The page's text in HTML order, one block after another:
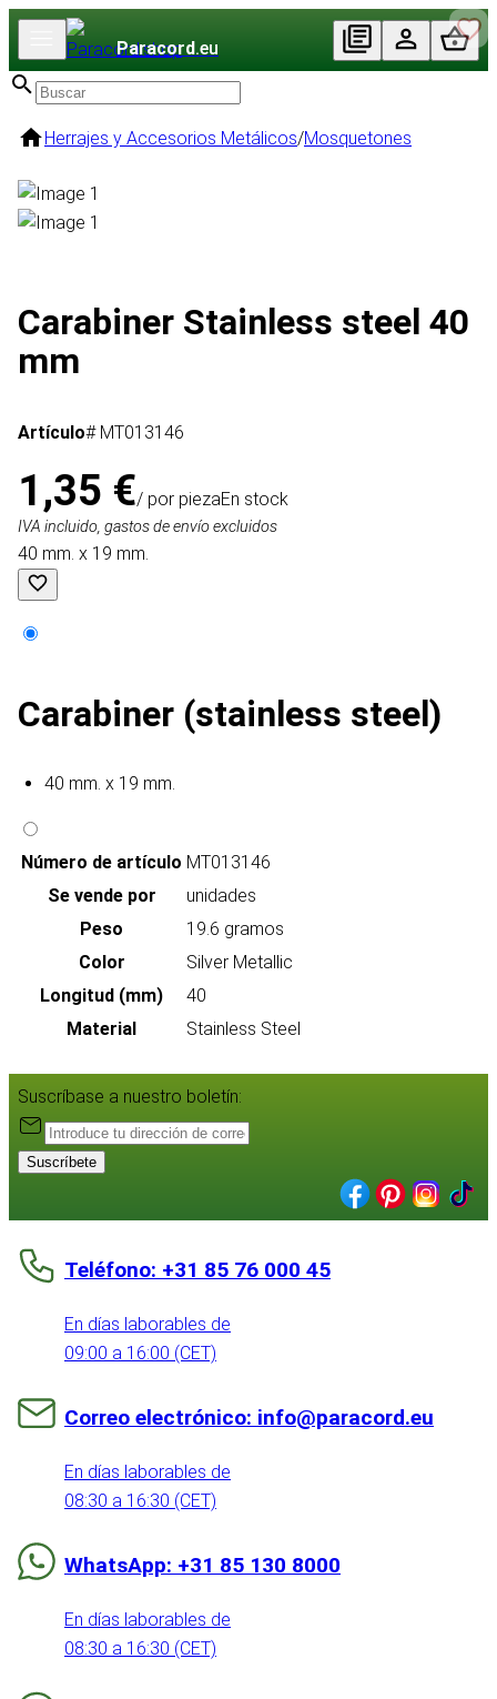
Paracord.eu
Herrajes y Accesorios Metálicos/Mosquetones
Carabiner Stainless steel 40
mm
Artículo# MT013146
1,35 €/ por piezaEn stock
IVA incluido, gastos de envío excluidos
40 mm. x 19 mm.
Carabiner (stainless steel)
40 mm. x 19 mm.
Número de artículo MT013146
Se vende por
unidades
Peso
19.6 gramos
Color
Silver Metallic
Longitud (mm)
40
Material
Stainless Steel
Suscríbase a nuestro boletín:
Suscríbete
Teléfono: +31 85 76 000 45
En días laborables de
09:00 a 16:00 (CET)
Correo electrónico: info@paracord.eu
En días laborables de
08:30 a 16:30 (CET)
WhatsApp: +31 85 130 8000
En días laborables de
08:30 a 16:30 (CET)